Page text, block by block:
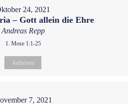
24, 2021
– Gott allein die Ehre
Andreas Repp
1. Mose 1:1-25
Anhören
7, 2021